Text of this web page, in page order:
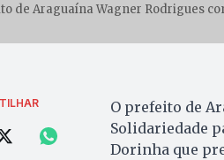
de Araguaína Wagner Rodrigues
O prefeito de
Solidariedade
Dorinha que